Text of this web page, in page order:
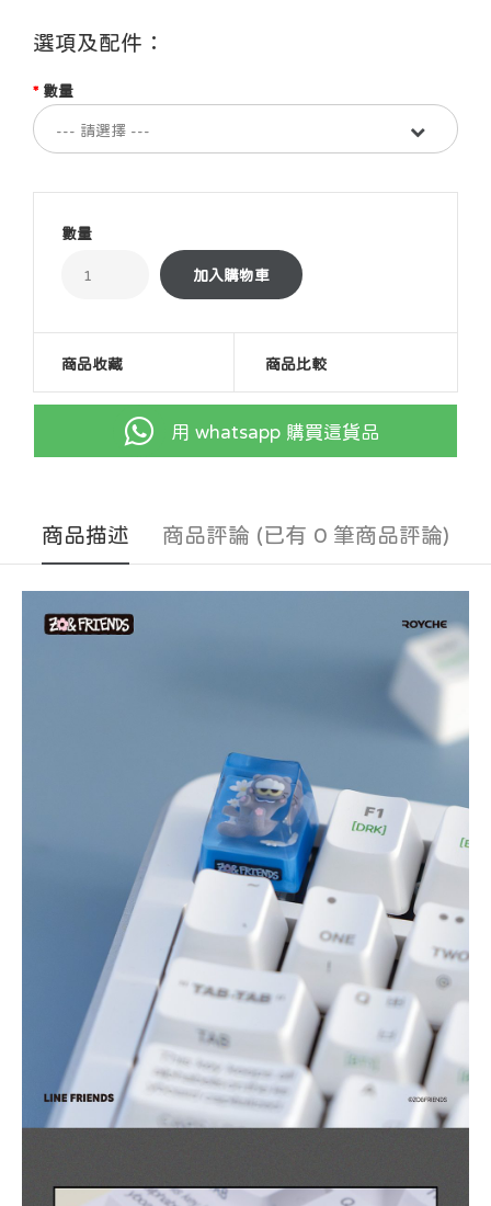
選項及配件：
數量
數量
商品收藏 商品比較
用 whatsapp 購買這貨品
商品描述 商品評論 (已有 0 筆商品評論)